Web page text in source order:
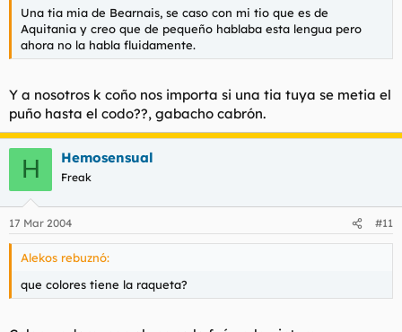
Una tia mia de Bearnais, se caso con mi tio que es de
Aquitania y creo que de pequeño hablaba esta lengua pero
ahora no la habla fluidamente.
Y a nosotros k coño nos importa si una tia tuya se metia el
puño hasta el codo??, gabacho cabrón.
H Hemosensual
Freak
17 Mar 2004 #11
Alekos rebuznó:
que colores tiene la raqueta?